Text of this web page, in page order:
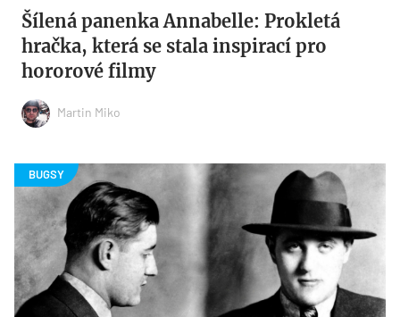
Šílená panenka Annabelle: Prokletá
hračka, která se stala inspirací pro
hororové filmy
Martin Miko